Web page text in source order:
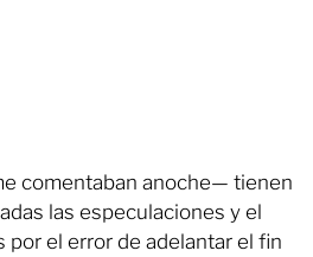
comentaban anoche— tienen
las especulaciones y el
el error de adelantar el fin